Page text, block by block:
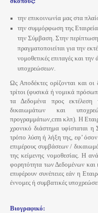
την επικοινωνία μας στα
την συμμόρφωση της
την Σύμβαση. Στην
πραγματοποιείται για την
νομοθετικές επιταγές και
υποχρεώσεων.
Ως Αποδέκτες ορίζονται και
τρίτοι (φυσικά ή νομικά
τα Δεδομένα προς
δικαιωμάτων και
προγραμμάτων,crm κλπ). Η
χρονικό διάστημα υφίσταται
τρόπο λύση ή λήξη της, εφ’
επιμέρους συμβάσεων /
της κείμενης νομοθεσίας. Η
φορητότητα των Δεδομένων και
επιφέρουν συνέπειες εάν η
έννομες ή συμβατικές
Βιογραφικό: